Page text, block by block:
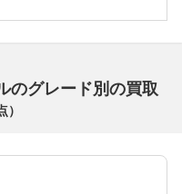
のグレード別の買取
）